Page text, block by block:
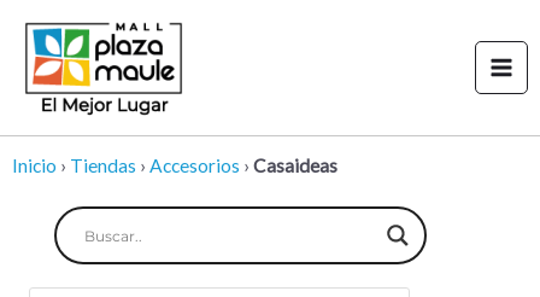
contenido
Inicio › Tiendas › Accesorios › Casaideas